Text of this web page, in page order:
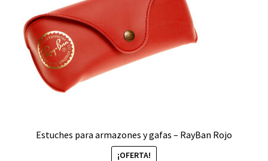
Estuches para armazones y gafas – RayBan Rojo
¡OFERTA!